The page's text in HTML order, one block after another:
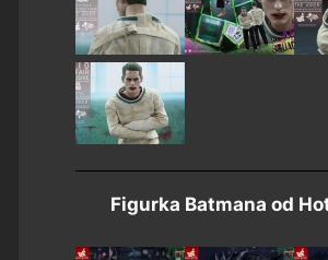
Figurka Batmana od